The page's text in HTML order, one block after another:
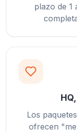
plazo de 1
Los
ofrecen